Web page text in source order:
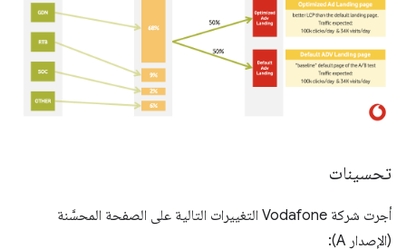
تحسينات
أجرت شركة Vodafone التغييرات التالية على الصفحة المحسَّنة
(الإصدار A):